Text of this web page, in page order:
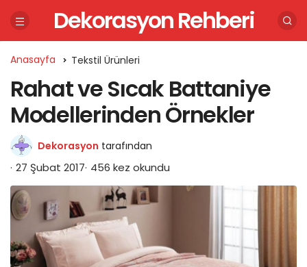
Dekorasyon Rehberi
Anasayfa Tekstil Ürünleri
Rahat ve Sıcak Battaniye
Modellerinden Örnekler
Dekorasyon tarafından
27 Şubat 2017 456 kez okundu